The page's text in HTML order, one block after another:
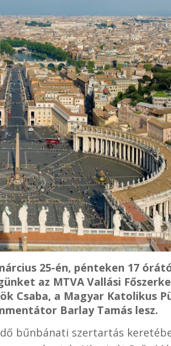
25-én, pénteken 17
az MTVA Vallási
Csaba, a Magyar Katolikus
Barlay Tamás lesz.
bűnbánati szertartás